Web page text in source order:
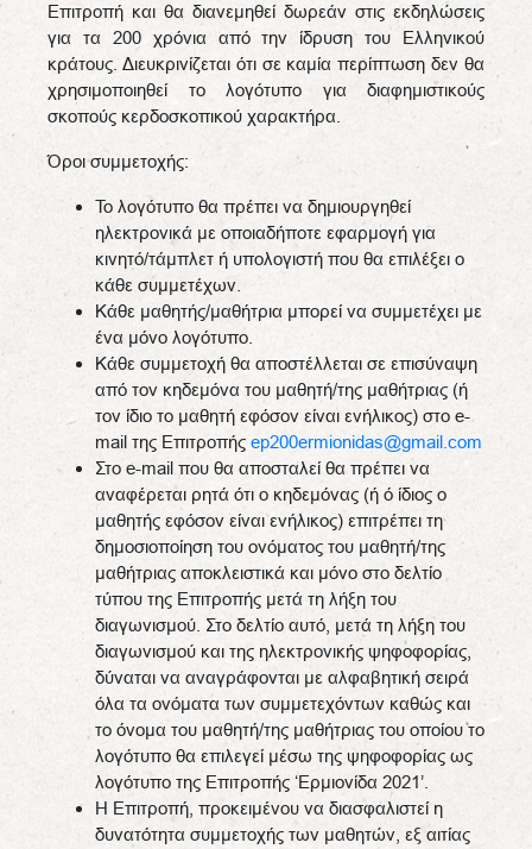
Επιτροπή και θα διανεμηθεί δωρεάν στις εκδηλώσεις
για τα 200 χρόνια από την ίδρυση του Ελληνικού
κράτους. Διευκρινίζεται ότι σε καμία περίπτωση δεν θα
χρησιμοποιηθεί το λογότυπο για διαφημιστικούς
σκοπούς κερδοσκοπικού χαρακτήρα.
Όροι συμμετοχής:
Το λογότυπο θα πρέπει να δημιουργηθεί
ηλεκτρονικά με οποιαδήποτε εφαρμογή για
κινητό/τάμπλετ ή υπολογιστή που θα επιλέξει ο
κάθε συμμετέχων.
Κάθε μαθητής/μαθήτρια μπορεί να συμμετέχει με
ένα μόνο λογότυπο.
Κάθε συμμετοχή θα αποστέλλεται σε επισύναψη
από τον κηδεμόνα του μαθητή/της μαθήτριας (ή
τον ίδιο το μαθητή εφόσον είναι ενήλικος) στο e-
mail της Επιτροπής ep200ermionidas@gmail.com
Στο e-mail που θα αποσταλεί θα πρέπει να
αναφέρεται ρητά ότι ο κηδεμόνας (ή ό ίδιος ο
μαθητής εφόσον είναι ενήλικος) επιτρέπει τη
δημοσιοποίηση του ονόματος του μαθητή/της
μαθήτριας αποκλειστικά και μόνο στο δελτίο
τύπου της Επιτροπής μετά τη λήξη του
διαγωνισμού. Στο δελτίο αυτό, μετά τη λήξη του
διαγωνισμού και της ηλεκτρονικής ψηφοφορίας,
δύναται να αναγράφονται με αλφαβητική σειρά
όλα τα ονόματα των συμμετεχόντων καθώς και
το όνομα του μαθητή/της μαθήτριας του οποίου το
λογότυπο θα επιλεγεί μέσω της ψηφοφορίας ως
λογότυπο της Επιτροπής ‘Ερμιονίδα 2021’.
Η Επιτροπή, προκειμένου να διασφαλιστεί η
δυνατότητα συμμετοχής των μαθητών, εξ αιτίας